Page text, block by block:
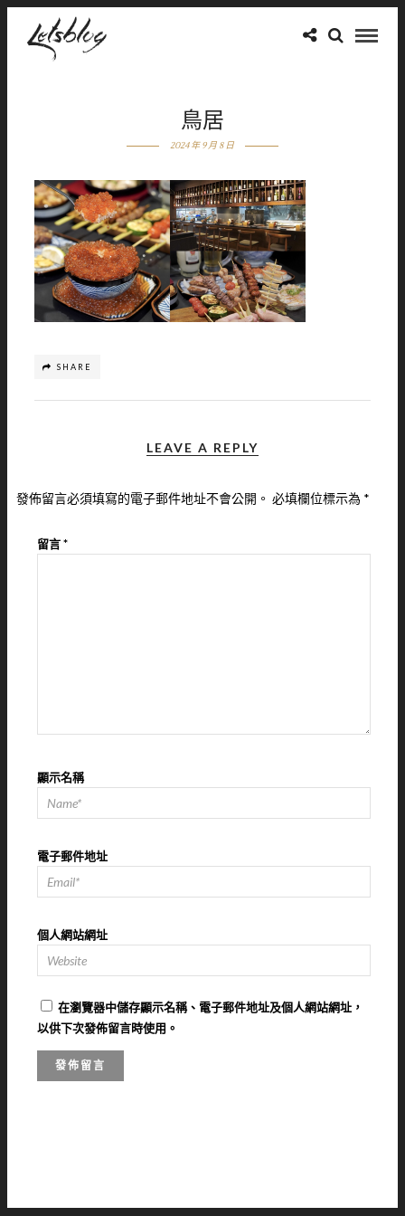
鳥居
2024 年 9 月 8 日
SHARE
LEAVE A REPLY
發佈留言必須填寫的電子郵件地址不會公開。 必填欄位標示為 *
留言*
顯示名稱
電子郵件地址
個人網站網址
在瀏覽器中儲存顯示名稱、電子郵件地址及個人網站網址，
以供下次發佈留言時使用。